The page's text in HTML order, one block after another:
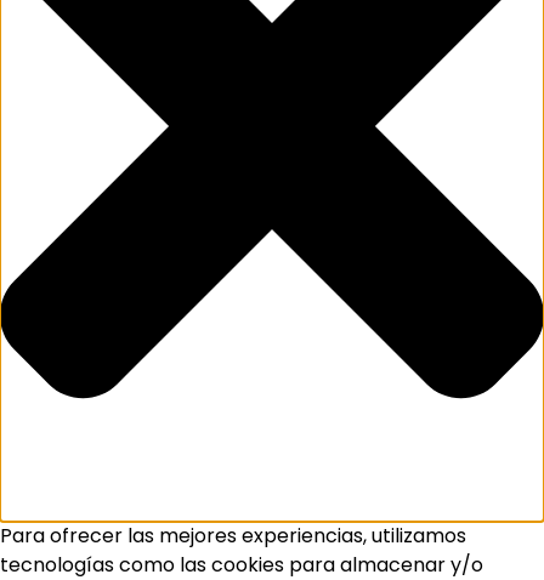
Para ofrecer las mejores experiencias, utilizamos
tecnologías como las cookies para almacenar y/o